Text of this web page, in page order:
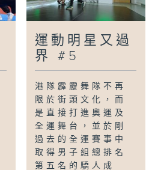
運動明星又過
界 #5
港隊霹靂舞隊不再
限於街頭文化，而
是直接打進奧運及
全運舞台，並於剛
過去的全運賽事中
取得男子組總排名
第五名的驕人成